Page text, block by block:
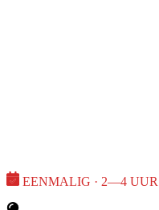
EENMALIG · 2—4 UUR